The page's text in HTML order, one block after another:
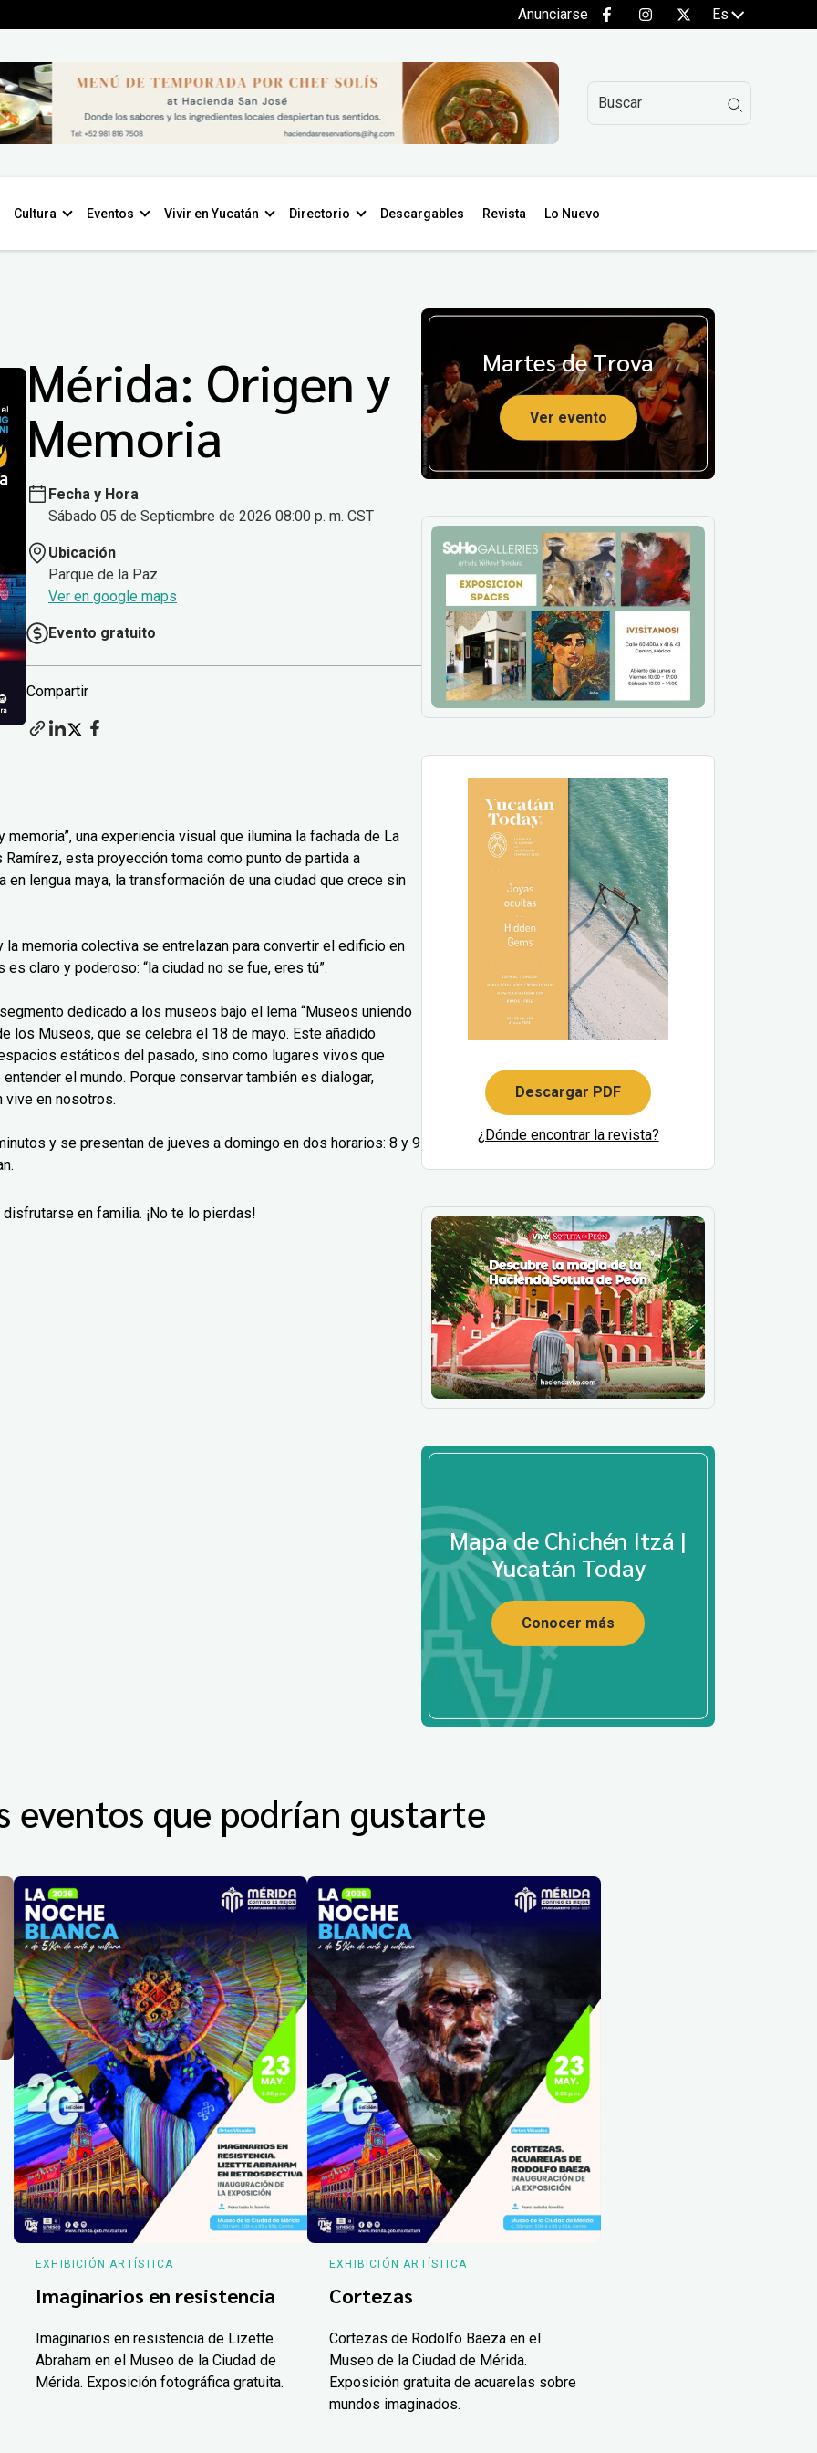
Anunciarse Es
Cultura Eventos Vivir en Yucatán Directorio Descargables Revista Lo Nuevo
Mérida: Origen y
Memoria
Fecha y Hora
Sábado 05 de Septiembre de 2026 08:00 p. m. CST
Ubicación
Parque de la Paz
Ver en google maps
Evento gratuito
Compartir
una experiencia visual que ilumina la fachada de La
esta proyección toma como punto de partida a
lengua maya, la transformación de una ciudad que crece sin
memoria colectiva se entrelazan para convertir el edificio en
claro y poderoso: “la ciudad no se fue, eres tú”.
dedicado a los museos bajo el lema “Museos uniendo
los Museos, que se celebra el 18 de mayo. Este añadido
estáticos del pasado, sino como lugares vivos que
el mundo. Porque conservar también es dialogar,
vive en nosotros.
y se presentan de jueves a domingo en dos horarios: 8 y 9
en familia. ¡No te lo pierdas!
Martes de Trova
Ver evento
Descargar PDF
¿Dónde encontrar la revista?
Mapa de Chichén Itzá |
Yucatán Today
Conocer más
eventos que podrían gustarte
EXHIBICIÓN ARTÍSTICA
Imaginarios en resistencia
Imaginarios en resistencia de Lizette
Abraham en el Museo de la Ciudad de
Mérida. Exposición fotográfica gratuita.
EXHIBICIÓN ARTÍSTICA
Cortezas
Cortezas de Rodolfo Baeza en el
Museo de la Ciudad de Mérida.
Exposición gratuita de acuarelas sobre
mundos imaginados.